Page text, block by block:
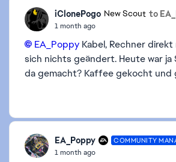
iClonePogo New Scout to
1 month ago
EA_Poppy​ Kabel, Rechner
sich nichts geändert. Heute war
da gemacht? Kaffee gekocht und
EA_Poppy COMMUNITY
1 month ago